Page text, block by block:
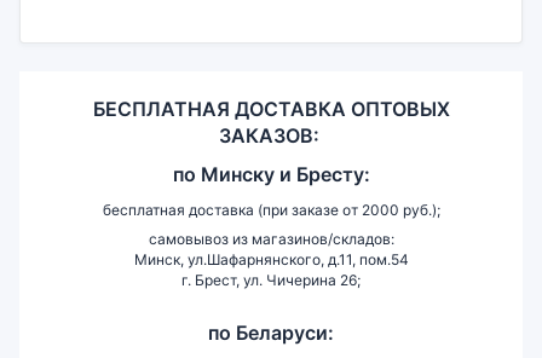
БЕСПЛАТНАЯ ДОСТАВКА ОПТОВЫХ
ЗАКАЗОВ:
по Минску и Бресту:
бесплатная доставка (при заказе от 2000 руб.);
самовывоз из магазинов/складов:
Минск, ул.Шафарнянского, д.11, пом.54
г. Брест, ул. Чичерина 26;
по Беларуси: